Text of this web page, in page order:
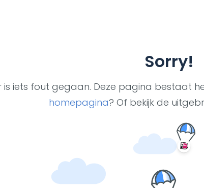
Sorry!
is iets fout gegaan. Deze pagina bestaat
homepagina? Of bekijk de